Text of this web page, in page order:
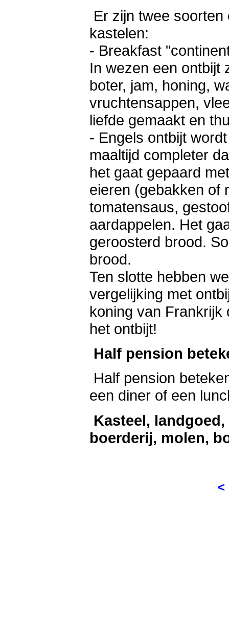
Er zijn twee
kastelen:
- Breakfast
In wezen een ontbijt
boter, jam, honing,
vruchtensappen,
liefde gemaakt en
- Engels ontbijt
maaltijd completer
het gaat gepaard
eieren (gebakken of
tomatensaus,
aardappelen. Het
geroosterd brood.
brood.
Ten slotte hebben
vergelijking met
koning van Frankrijk
het ontbijt!
Half pension
Half pension
een diner of een
Kasteel,
boerderij, molen,
<